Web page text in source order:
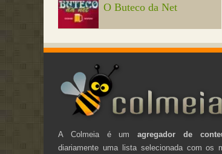
O Buteco da Net
A Colmeia é umagregador de
diariamente uma lista selecionada com os